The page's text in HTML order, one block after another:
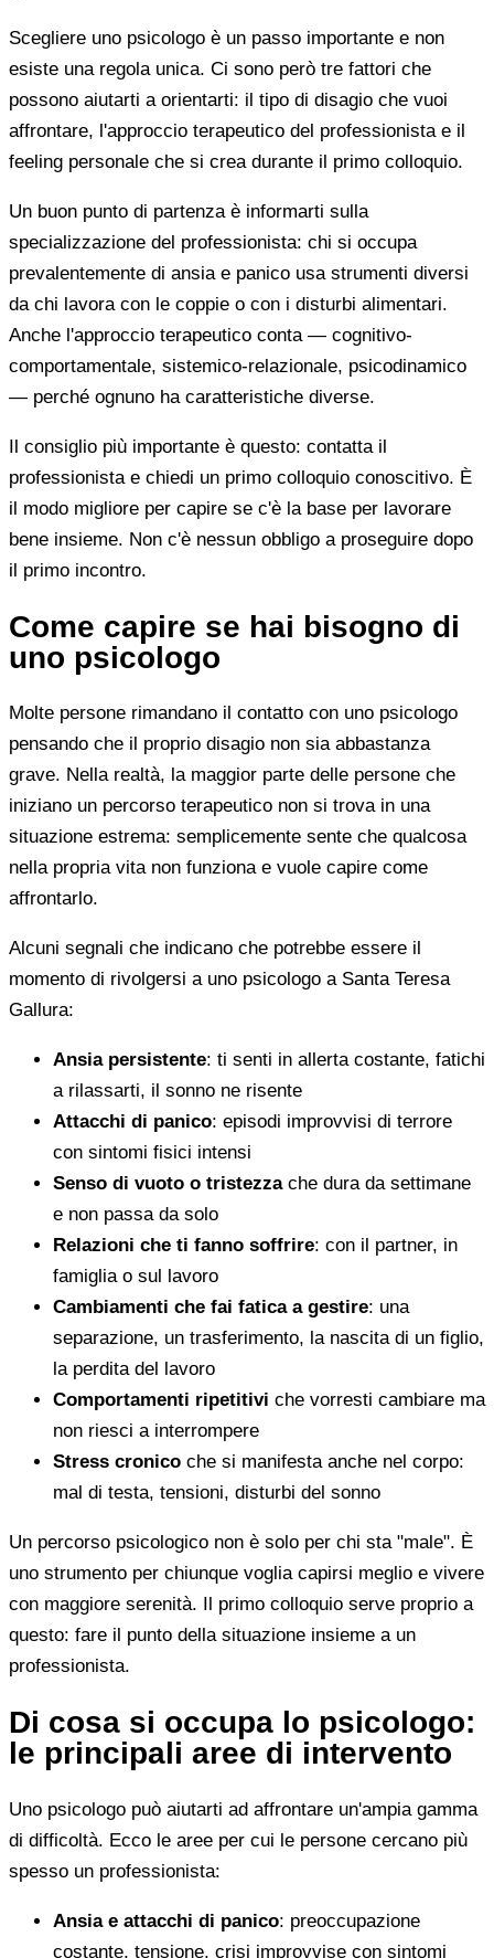
Scegliere uno psicologo è un passo importante e non
esiste una regola unica. Ci sono però tre fattori che
possono aiutarti a orientarti: il tipo di disagio che vuoi
affrontare, l'approccio terapeutico del professionista e il
feeling personale che si crea durante il primo colloquio.
Un buon punto di partenza è informarti sulla
specializzazione del professionista: chi si occupa
prevalentemente di ansia e panico usa strumenti diversi
da chi lavora con le coppie o con i disturbi alimentari.
Anche l'approccio terapeutico conta — cognitivo-
comportamentale, sistemico-relazionale, psicodinamico
— perché ognuno ha caratteristiche diverse.
Il consiglio più importante è questo: contatta il
professionista e chiedi un primo colloquio conoscitivo. È
il modo migliore per capire se c'è la base per lavorare
bene insieme. Non c'è nessun obbligo a proseguire dopo
il primo incontro.
Come capire se hai bisogno di
uno psicologo
Molte persone rimandano il contatto con uno psicologo
pensando che il proprio disagio non sia abbastanza
grave. Nella realtà, la maggior parte delle persone che
iniziano un percorso terapeutico non si trova in una
situazione estrema: semplicemente sente che qualcosa
nella propria vita non funziona e vuole capire come
affrontarlo.
Alcuni segnali che indicano che potrebbe essere il
momento di rivolgersi a uno psicologo a Santa Teresa
Gallura:
Ansia persistente: ti senti in allerta costante, fatichi
a rilassarti, il sonno ne risente
Attacchi di panico: episodi improvvisi di terrore
con sintomi fisici intensi
Senso di vuoto o tristezzache dura da settimane
e non passa da solo
Relazioni che ti fanno soffrire: con il partner, in
famiglia o sul lavoro
Cambiamenti che fai fatica a gestire: una
separazione, un trasferimento, la nascita di un figlio,
la perdita del lavoro
Comportamenti ripetitivi che vorresti cambiare ma
non riesci a interrompere
Stress cronico che si manifesta anche nel corpo:
mal di testa, tensioni, disturbi del sonno
Un percorso psicologico non è solo per chi sta "male". È
uno strumento per chiunque voglia capirsi meglio e vivere
con maggiore serenità. Il primo colloquio serve proprio a
questo: fare il punto della situazione insieme a un
professionista.
Di cosa si occupa lo psicologo:
le principali aree di intervento
Uno psicologo può aiutarti ad affrontare un'ampia gamma
di difficoltà. Ecco le aree per cui le persone cercano più
spesso un professionista:
Ansia e attacchi di panico: preoccupazione
costante, tensione, crisi improvvise con sintomi